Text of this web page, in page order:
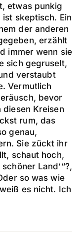
etwas punkig
skeptisch. Ein
der anderen
erzählt
immer wenn sie
sich gegruselt,
verstaubt
Vermutlich
bevor
diesen Kreisen
rum, das
genau,
Sie zückt ihr
schaut hoch,
Land‘“?,
so was wie
es nicht. Ich